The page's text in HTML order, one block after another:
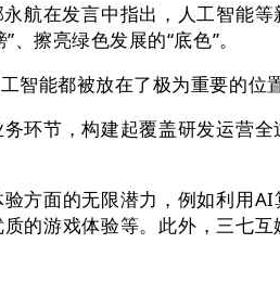
在发言中指出，人工智能
擦亮绿色发展的“底色”。
能都被放在了极为重要的位
节，构建起覆盖研发运营
面的无限潜力，例如利用AI
的游戏体验等。此外，三七